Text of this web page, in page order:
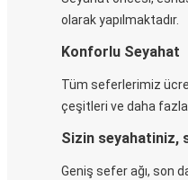
olarak yapılmaktadır.
Konforlu Seyahat
Tüm seferlerimiz
çeşitleri ve daha
Sizin seyahatiniz,
Geniş sefer ağı, son